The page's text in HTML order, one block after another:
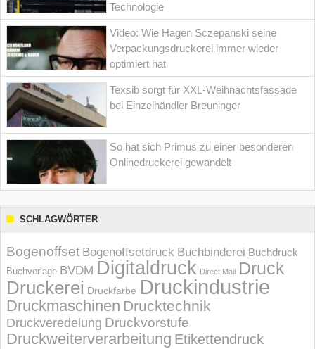
Technologie
Video: Wie Hagen Sczepanski seine
Verpackungsdruckerei immer wieder
optimiert hat
Texsib sorgt für XXL-Weihnachtsfassade
bei Einzelhändler Breuninger
So hat sich Primus zu einer besonderen
Onlinedruckerei gewandelt
SCHLAGWÖRTER
Bogenoffset Bogenoffsetdruck Buchbinderei Buchdruck
Buchverlage BVDM Digitaldruck Direct Mail Druck
Druckerei Druckfarbe Druckindustrie
Druckmaschinen Drucktechnik
Druckveredelung Druckvorstufe
Druckweiterverarbeitung Etikettendruck